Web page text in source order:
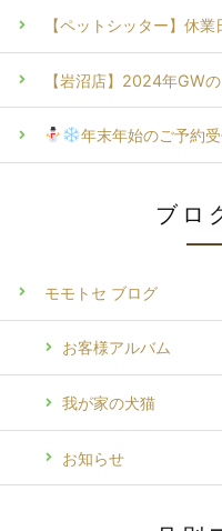
【ペットシッター】休
【岩沼店】2024年GW
年末年始のご予約
ブロ
モモトセ ブログ
お客様アルバム
我が家の犬猫
お知らせ